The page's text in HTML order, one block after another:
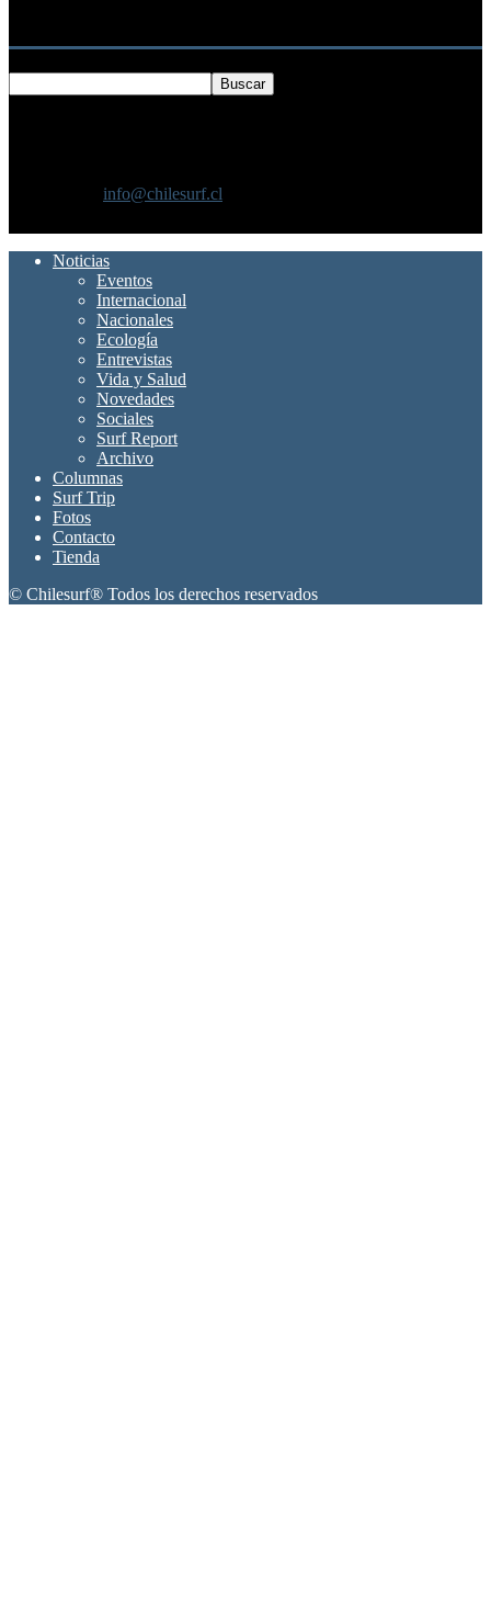
info@chilesurf.cl
Noticias
Eventos
Internacional
Nacionales
Ecología
Entrevistas
Vida y Salud
Novedades
Sociales
Surf Report
Archivo
Columnas
Surf Trip
Fotos
Contacto
Tienda
© Chilesurf® Todos los derechos reservados